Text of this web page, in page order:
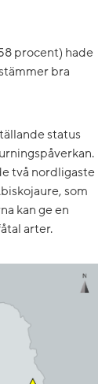
procent) hade
bra
status
två nordligaste
som
kan ge en
arter.